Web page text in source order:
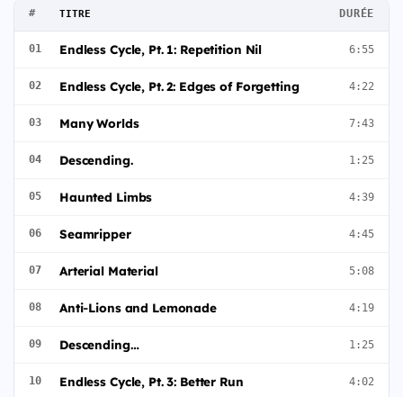
# TITRE DURÉE
01 Endless Cycle, Pt. 1: Repetition Nil 6:55
02 Endless Cycle, Pt. 2: Edges of Forgetting 4:22
03 Many Worlds 7:43
04 Descending. 1:25
05 Haunted Limbs 4:39
06 Seamripper 4:45
07 Arterial Material 5:08
08 Anti‐Lions and Lemonade 4:19
09 Descending… 1:25
10 Endless Cycle, Pt. 3: Better Run 4:02